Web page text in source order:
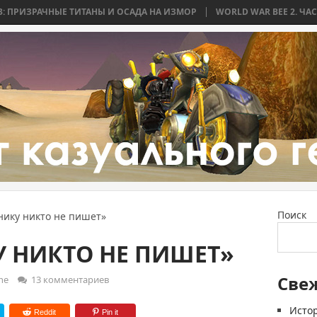
ТИТАНЫ И ОСАДА НА ИЗМОР WORLD WAR BEE 2. ЧАСТЬ 2: БИТВА
никто не пишет»
НИКТО НЕ ПИШЕТ»
13 комментариев
Reddit Pin it
Поиск